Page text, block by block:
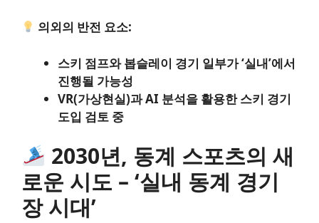
의외의 반전 요소:
스키 점프와 봅슬레이 경기 일부가 ‘실내’에서
진행될 가능성
VR(가상현실)과 AI 분석을 활용한 스키 경기
도입 검토 중
2030년, 동계 스포츠의 새
로운 시도 – ‘실내 동계 경기
장 시대’